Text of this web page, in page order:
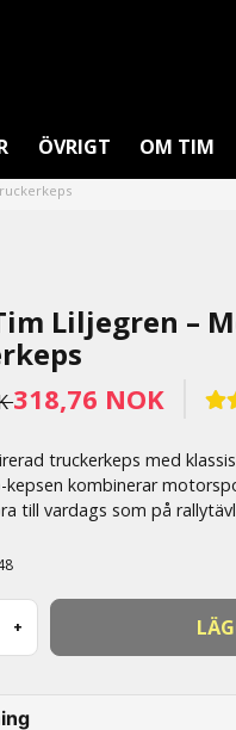
ÖVRIGT OM TIM
Liljegren –
318,76 NOK
truckerkeps med
kepsen kombinerar
till vardags som på
+